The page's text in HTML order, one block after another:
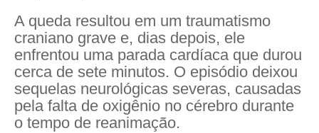
A queda resultou em um traumatismo
craniano grave e, dias depois, ele
enfrentou uma parada cardíaca que durou
cerca de sete minutos. O episódio deixou
sequelas neurológicas severas, causadas
pela falta de oxigênio no cérebro durante
o tempo de reanimação.